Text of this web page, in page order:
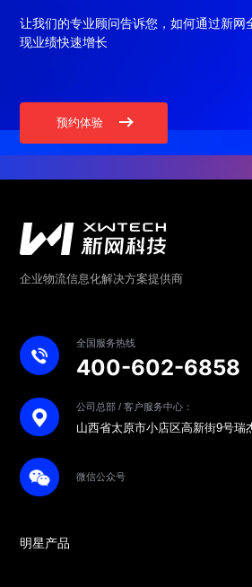
让我们的专业顾问告诉您，如何通过新网
现业绩快速增长
预约体验
企业物流信息化解决方案提供商
全国服务热线
400-602-6858
公司总部 / 客户服务中心：
山西省太原市小店区高新街9号瑞
微信公众号
明星产品